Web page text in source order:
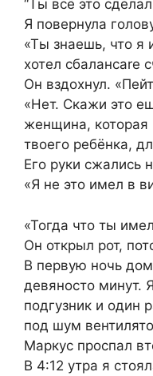
“Ты всё это
Я повернула
«Ты знаешь, что я
хотел сбалансare
Он вздохнул.
«Нет. Скажи это
женщина, которая
твоего ребёнка,
Его руки сжались
«Я не это имел в
«Тогда что ты
Он открыл рот,
В первую ночь
девяносто минут.
подгузник и один
под шум
Маркус проспал
В 4:12 утра я